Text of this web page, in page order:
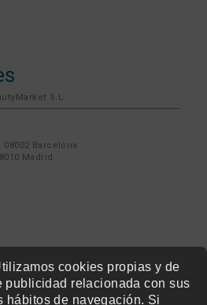
cookies propias y de
publicidad relacionada con sus
hábitos de navegación. Si
S.L.
08002 Barcelona
Madrid